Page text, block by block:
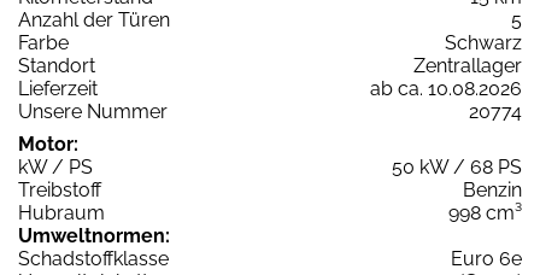
Anzahl der Türen
5
Farbe
Schwarz
Standort
Zentrallager
Lieferzeit
ab ca. 10.08.2026
Unsere Nummer
20774
Motor:
kW / PS
50 kW / 68 PS
Treibstoff
Benzin
Hubraum
998 cm³
Umweltnormen:
Schadstoffklasse
Euro 6e